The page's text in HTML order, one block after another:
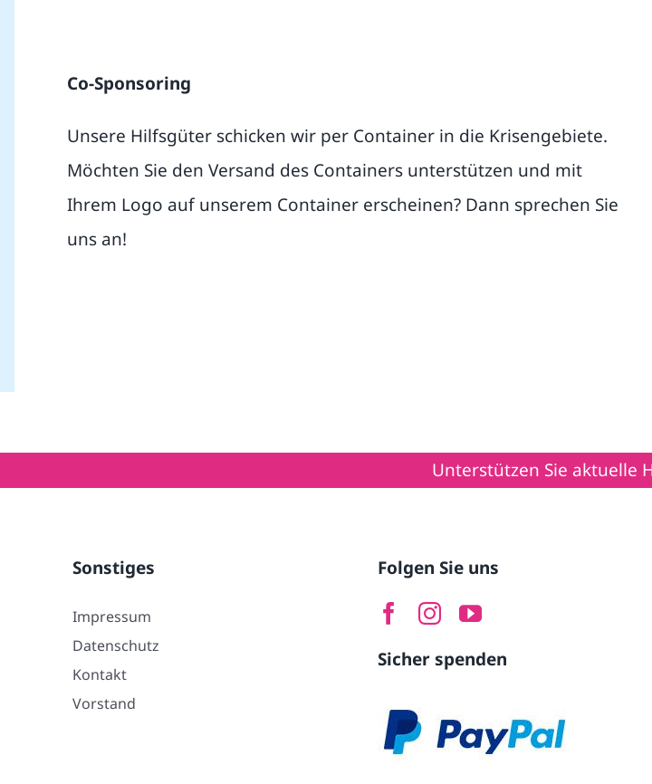
Co-Sponsoring
Unsere Hilfsgüter schicken wir per Container in die Krisengebiete.
Möchten Sie den Versand des Containers unterstützen und mit
Ihrem Logo auf unserem Container erscheinen? Dann sprechen Sie
uns an!
Unterstützen Sie aktuelle Hilfsprojekte
Sonstiges
Impressum
Datenschutz
Kontakt
Vorstand
Folgen Sie uns
Sicher spenden